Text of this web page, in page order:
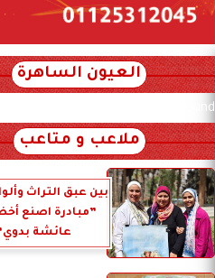
العيون الساهرة
xml_json/rss/~12.xml x0n not found
ملاعب و متاعب
بين عبق التراث
”مبادرة اصنع
عائشة